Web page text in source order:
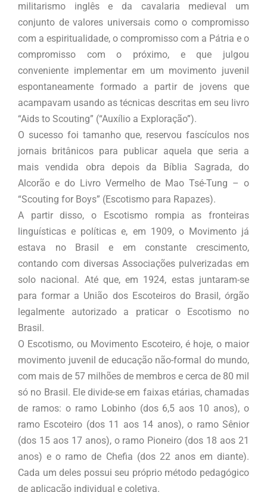
militarismo inglês e da cavalaria medieval um
conjunto de valores universais como o compromisso
com a espiritualidade, o compromisso com a Pátria e o
compromisso com o próximo, e que julgou
conveniente implementar em um movimento juvenil
espontaneamente formado a partir de jovens que
acampavam usando as técnicas descritas em seu livro
“Aids to Scouting” (“Auxílio a Exploração”).
O sucesso foi tamanho que, reservou fascículos nos
jornais britânicos para publicar aquela que seria a
mais vendida obra depois da Bíblia Sagrada, do
Alcorão e do Livro Vermelho de Mao Tsé-Tung – o
“Scouting for Boys” (Escotismo para Rapazes).
A partir disso, o Escotismo rompia as fronteiras
linguísticas e políticas e, em 1909, o Movimento já
estava no Brasil e em constante crescimento,
contando com diversas Associações pulverizadas em
solo nacional. Até que, em 1924, estas juntaram-se
para formar a União dos Escoteiros do Brasil, órgão
legalmente autorizado a praticar o Escotismo no
Brasil.
O Escotismo, ou Movimento Escoteiro, é hoje, o maior
movimento juvenil de educação não-formal do mundo,
com mais de 57 milhões de membros e cerca de 80 mil
só no Brasil. Ele divide-se em faixas etárias, chamadas
de ramos: o ramo Lobinho (dos 6,5 aos 10 anos), o
ramo Escoteiro (dos 11 aos 14 anos), o ramo Sênior
(dos 15 aos 17 anos), o ramo Pioneiro (dos 18 aos 21
anos) e o ramo de Chefia (dos 22 anos em diante).
Cada um deles possui seu próprio método pedagógico
de aplicação individual e coletiva.